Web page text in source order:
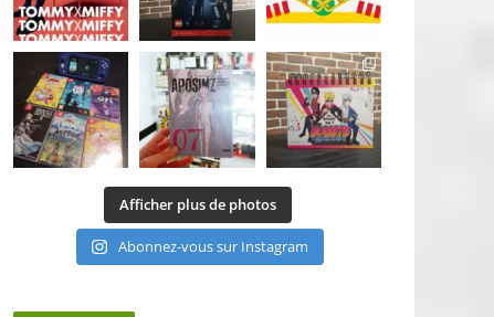
Afficher plus de photos
Abonnez-vous sur Instagram